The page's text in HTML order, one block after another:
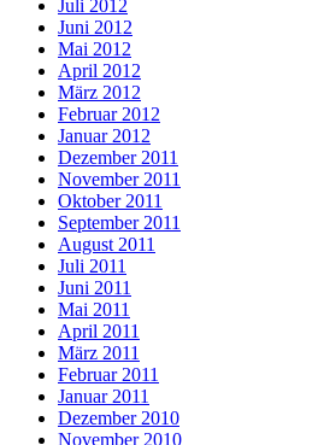
Juli 2012
Juni 2012
Mai 2012
April 2012
März 2012
Februar 2012
Januar 2012
Dezember 2011
November 2011
Oktober 2011
September 2011
August 2011
Juli 2011
Juni 2011
Mai 2011
April 2011
März 2011
Februar 2011
Januar 2011
Dezember 2010
November 2010